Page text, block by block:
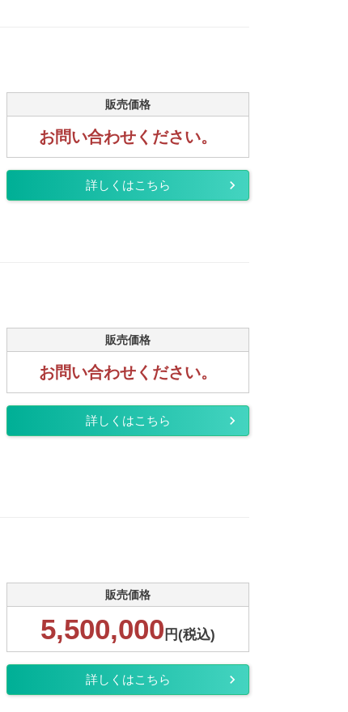
販売価格
お問い合わせください。
詳しくはこちら
販売価格
お問い合わせください。
詳しくはこちら
販売価格
5,500,000 円(税込)
詳しくはこちら